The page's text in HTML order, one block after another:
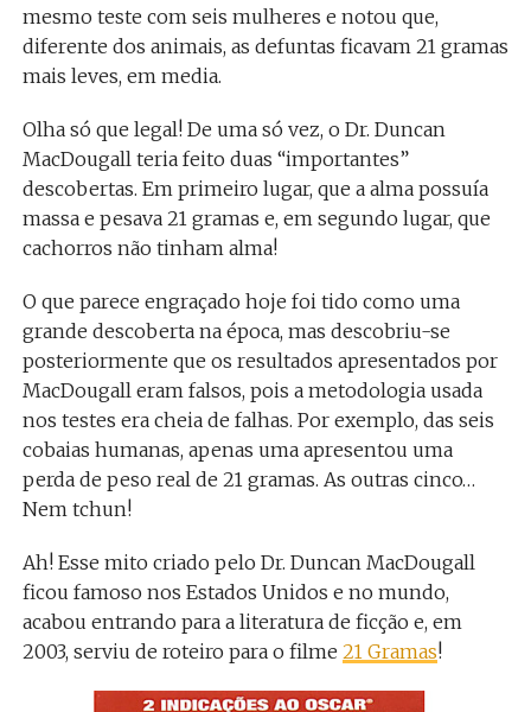
mesmo teste com seis mulheres e notou que,
diferente dos animais, as defuntas ficavam 21 gramas
mais leves, em media.
Olha só que legal! De uma só vez, o Dr. Duncan
MacDougall teria feito duas “importantes”
descobertas. Em primeiro lugar, que a alma possuía
massa e pesava 21 gramas e, em segundo lugar, que
cachorros não tinham alma!
O que parece engraçado hoje foi tido como uma
grande descoberta na época, mas descobriu-se
posteriormente que os resultados apresentados por
MacDougall eram falsos, pois a metodologia usada
nos testes era cheia de falhas. Por exemplo, das seis
cobaias humanas, apenas uma apresentou uma
perda de peso real de 21 gramas. As outras cinco…
Nem tchun!
Ah! Esse mito criado pelo Dr. Duncan MacDougall
ficou famoso nos Estados Unidos e no mundo,
acabou entrando para a literatura de ficção e, em
2003, serviu de roteiro para o filme 21 Gramas!